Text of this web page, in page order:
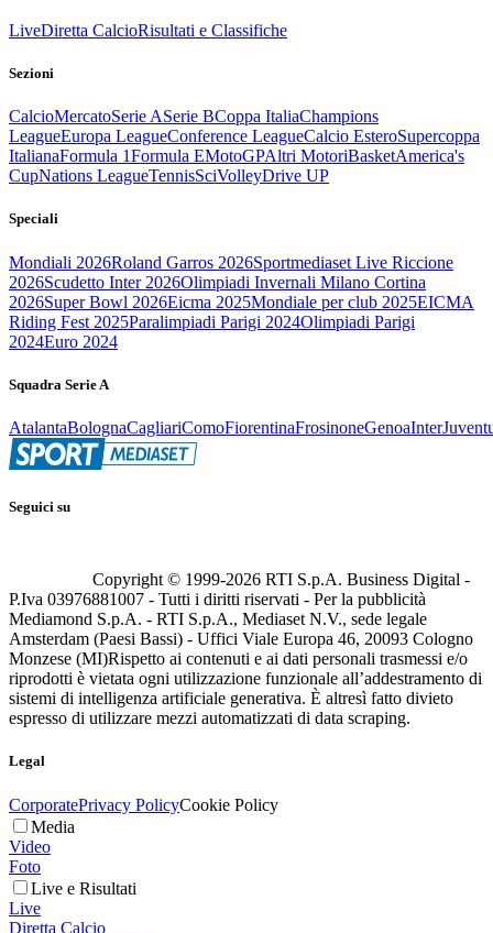
LiveDiretta CalcioRisultati e Classifiche
Sezioni
CalcioMercatoSerie ASerie BCoppa ItaliaChampions
LeagueEuropa LeagueConference LeagueCalcio EsteroSupercoppa
ItalianaFormula 1Formula EMotoGPAltri MotoriBasketAmerica's
CupNations LeagueTennisSciVolleyDrive UP
Speciali
Mondiali 2026Roland Garros 2026Sportmediaset Live Riccione
2026Scudetto Inter 2026Olimpiadi Invernali Milano Cortina
2026Super Bowl 2026Eicma 2025Mondiale per club 2025EICMA
Riding Fest 2025Paralimpiadi Parigi 2024Olimpiadi Parigi
2024Euro 2024
Squadra Serie A
AtalantaBolognaCagliariComoFiorentinaFrosinoneGenoaInter
Seguici su
Copyright © 1999-2026 RTI S.p.A. Business Digital -
P.Iva 03976881007 - Tutti i diritti riservati - Per la pubblicità
Mediamond S.p.A. - RTI S.p.A., Mediaset N.V., sede legale
Amsterdam (Paesi Bassi) - Uffici Viale Europa 46, 20093 Cologno
Monzese (MI)Rispetto ai contenuti e ai dati personali trasmessi e/o
riprodotti è vietata ogni utilizzazione funzionale all’addestramento di
sistemi di intelligenza artificiale generativa. È altresì fatto divieto
espresso di utilizzare mezzi automatizzati di data scraping.
Legal
CorporatePrivacy PolicyCookie Policy
Media
Video
Foto
Live e Risultati
Live
Diretta Calcio